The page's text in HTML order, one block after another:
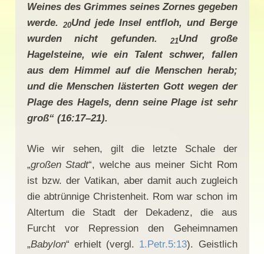
Weines des Grimmes seines Zornes gegeben
werde. 20Und jede Insel entfloh, und Berge
wurden nicht gefunden.
21Und große
Hagelsteine, wie ein Talent schwer, fallen
aus dem Himmel auf die Menschen herab;
und die Menschen lästerten Gott wegen der
Plage des Hagels, denn seine Plage ist sehr
groß“ (16:17–21).
Wie wir sehen, gilt die letzte Schale der
„großen Stadt“, welche aus meiner Sicht Rom
ist bzw. der Vatikan, aber damit auch zugleich
die abtrünnige Christenheit. Rom war schon im
Altertum die Stadt der Dekadenz, die aus
Furcht vor Repression den Geheimnamen
„Babylon“ erhielt (vergl. 1.Petr.5:13). Geistlich